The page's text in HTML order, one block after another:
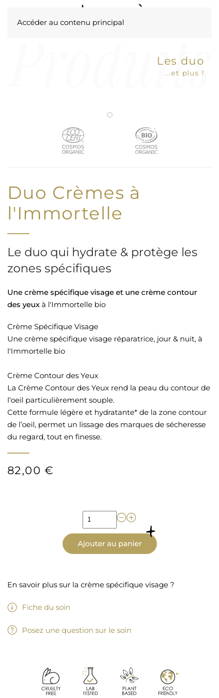
Accéder au contenu principal
Les duo
...et plus !
Duo Crèmes à
l'Immortelle
Le duo qui hydrate & protège les
zones spécifiques
Une crème spécifique visage et une crème contour
des yeux à l'Immortelle bio
Crème Spécifique Visage
Une crème spécifique visage réparatrice, jour & nuit, à
l'Immortelle bio
Crème Contour des Yeux
La Crème Contour des Yeux rend la peau du contour de
l‘oeil particulièrement souple.
Cette formule légère et hydratante* de la zone contour
de l’oeil, permet un lissage des marques de sécheresse
du regard, tout en finesse.
82,00 €
Ajouter au panier
En savoir plus sur la crème spécifique visage ?
Fiche du soin
Posez une question sur le soin